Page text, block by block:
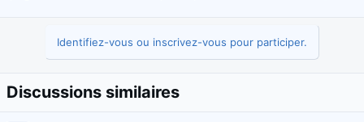
Identifiez-vous ou inscrivez-vous pour participer.
Discussions similaires